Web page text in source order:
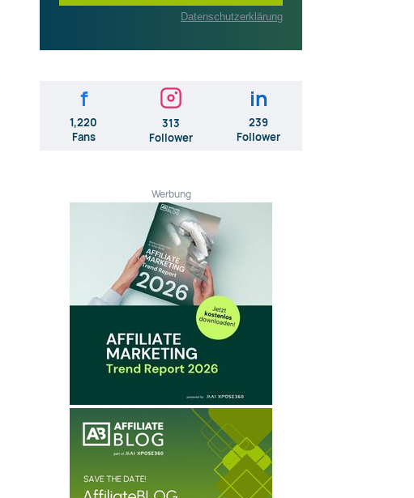
Datenschutzerklärung
f
1,220
Fans
313
Follower
in
239
Follower
Werbung